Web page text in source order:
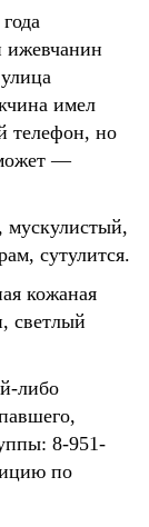
ижевчанин
имел
телефон, но
—
сутулится.
кожаная
светлый
либо
8-951-
по